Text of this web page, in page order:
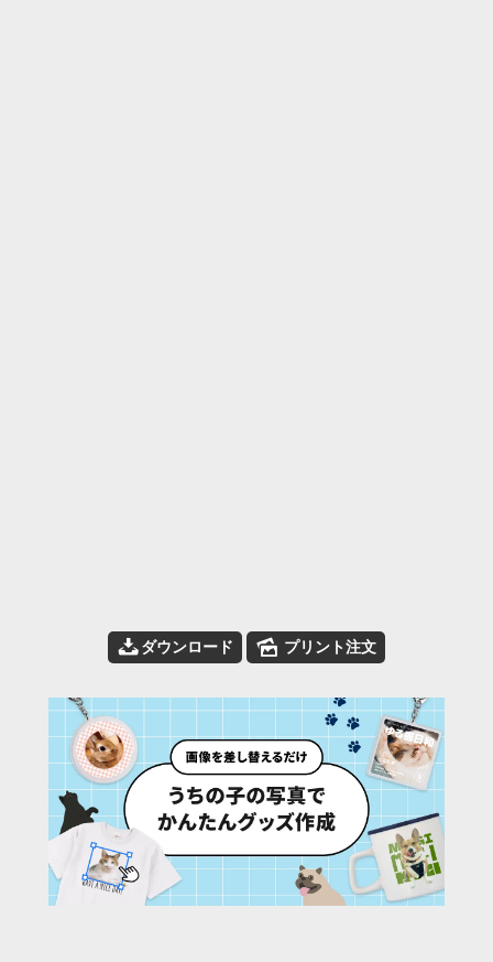
📥ダウンロード 🌄 プリント注文